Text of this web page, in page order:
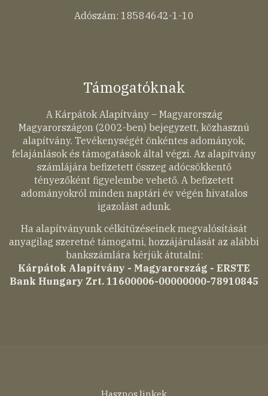
Adószám: 18584642-1-10
Támogatóknak
A Kárpátok Alapítvány – Magyarország
Magyarországon (2002-ben) bejegyzett, közhasznú
alapítvány. Tevékenységét önkéntes adományok,
felajánlások és támogatások által végzi. Az alapítvány
számlájára befizetett összeg adócsökkentő
tényezőként figyelembe vehető. A befizetett
adományokról minden naptári év végén hivatalos
igazolást adunk.
Ha alapítványunk célkitűzéseinek megvalósítását
anyagilag szeretné támogatni, hozzájárulását az alábbi
bankszámlára kérjük átutalni:
Kárpátok Alapítvány - Magyarország - ERSTE
Bank Hungary Zrt. 11600006-00000000-78910845